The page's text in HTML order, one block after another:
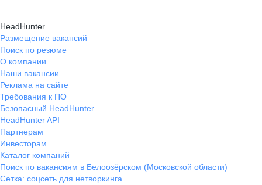
HeadHunter
Размещение вакансий
Поиск по резюме
О компании
Наши вакансии
Реклама на сайте
Требования к ПО
Безопасный HeadHunter
HeadHunter API
Партнерам
Инвесторам
Каталог компаний
Поиск по вакансиям в Белоозёрском (Московской области)
Сетка: соцсеть для нетворкинга